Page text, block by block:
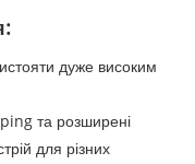
дуже високим
та розширені
для різних